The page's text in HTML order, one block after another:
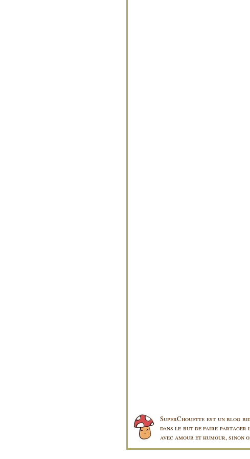
SuperChouette est un blog
dans le but de faire partager
avec amour et humour, sinon